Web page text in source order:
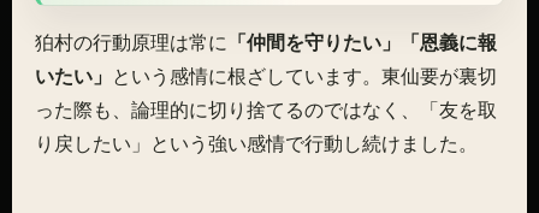
狛村の行動原理は常に 「仲間を守りたい」「恩義に報
いたい」 という感情に根ざしています。東仙要が裏切
った際も、論理的に切り捨てるのではなく、「友を取
り戻したい」という強い感情で行動し続けました。